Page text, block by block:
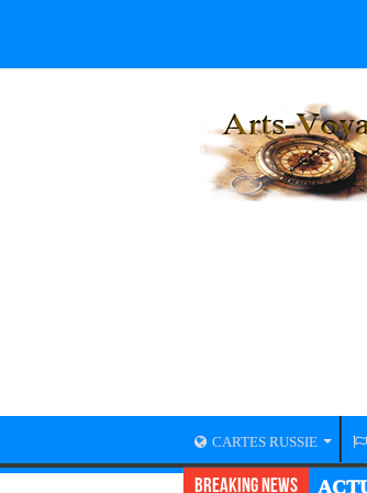
CARTES RUSSIE
Breaking News